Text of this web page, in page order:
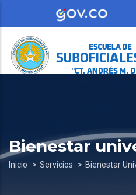
contenido
principal
Bienestar
Sobrescribir
Inicio Servicios Bienestar